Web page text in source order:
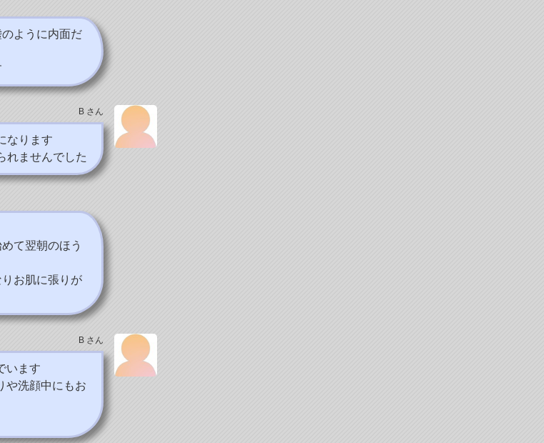
ように内面だ
B さん
なります
れませんでした
て翌朝のほう
お肌に張りが
B さん
います
や洗顔中にもお